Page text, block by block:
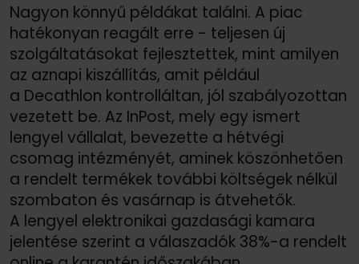
Nagyon könnyű példákat találni. A piac
hatékonyan reagált erre - teljesen új
szolgáltatásokat fejlesztettek, mint amilyen
az aznapi kiszállítás, amit például
a Decathlon kontrolláltan, jól szabályozottan
vezetett be. Az InPost, mely egy ismert
lengyel vállalat, bevezette a hétvégi
csomag intézményét, aminek köszönhetően
a rendelt termékek további költségek nélkül
szombaton és vasárnap is átvehetők.
A lengyel elektronikai gazdasági kamara
jelentése szerint a válaszadók 38%-a rendelt